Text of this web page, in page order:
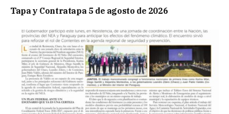
Tapa y Contratapa 5 de agosto de 2026